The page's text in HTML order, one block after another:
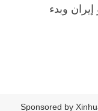
إيران وبدء
Sponsored by